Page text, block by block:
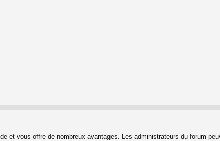
et vous offre de nombreux avantages. Les administrateurs du forum